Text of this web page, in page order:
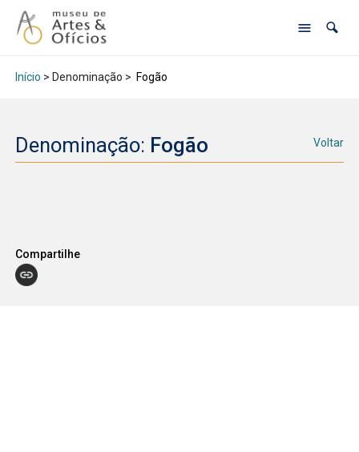
Início > Denominação > Fogão
Denominação: Fogão Voltar
Compartilhe